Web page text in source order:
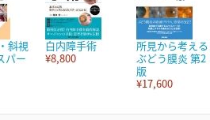
斜視
パー
白内障手術
¥8,800
所見から考える
ぶどう膜炎 第2
版
¥17,600